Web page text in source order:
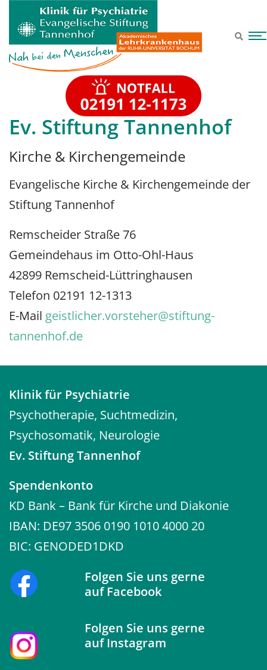
Zum Hauptinhalt springen
Ev. Stiftung Tannenhof
Kirche & Kirchengemeinde
Evangelische Kirche & Kirchengemeinde der
Stiftung Tannenhof
Remscheider Straße 76
Gemeindehaus im Otto-Ohl-Haus
42899 Remscheid-Lüttringhausen
Telefon 02191 12-1313
E-Mail geistlicher.vorsteher@stiftung-
tannenhof.de
Klinik für Psychiatrie
Psychotherapie, Suchtmedizin,
Psychosomatik, Neurologie
Ev. Stiftung Tannenhof
Spendenkonto
KD Bank – Bank für Kirche und Diakonie
IBAN: DE97 3506 0190 1010 4000 20
BIC: GENODED1DKD
Folgen Sie uns gerne
aufFacebook
Folgen Sie uns gerne
aufInstagram